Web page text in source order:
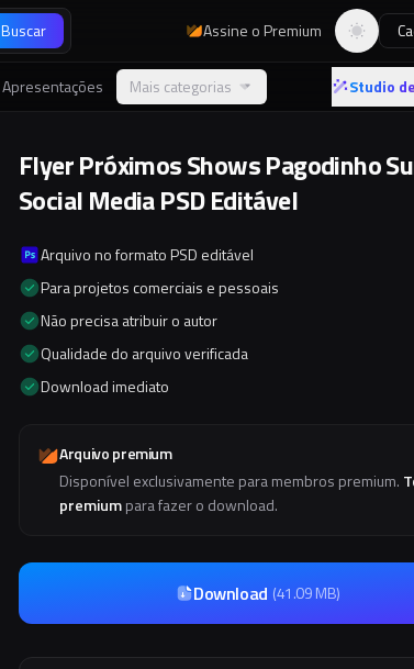
Buscar Assine o Premium Alternar
Apresentações Mais categorias Studio
Flyer Próximos Shows Pagodinho
Social Media PSD Editável
Arquivo no formato PSD editável
Para projetos comerciais e pessoais
Não precisa atribuir o autor
Qualidade do arquivo verificada
Download imediato
Arquivo premium
Disponível exclusivamente para membros premium.
premiumpara fazer o download.
Download (41.09 MB)